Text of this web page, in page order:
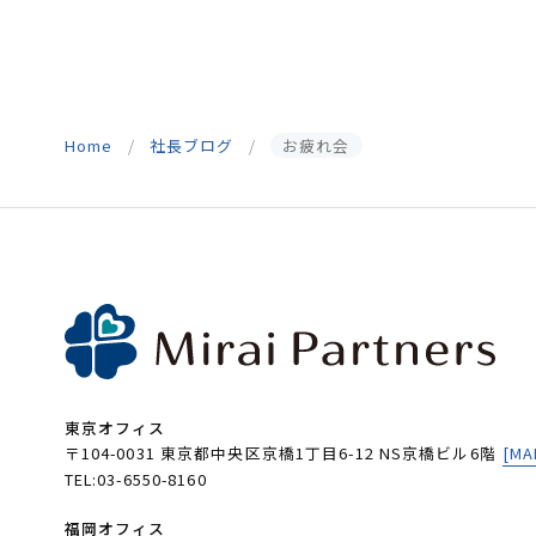
Home 社長ブログ お疲れ会
東京オフィス
〒104-0031 東京都中央区京橋1丁目6-12 NS京橋ビル6階
TEL:03-6550-8160
福岡オフィス